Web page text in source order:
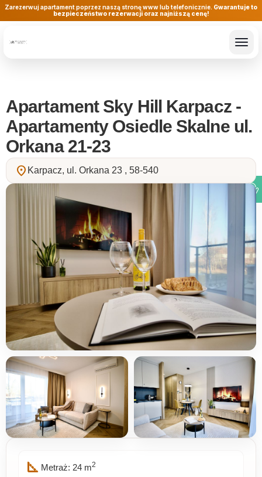
Apartament Sky Hill Karpacz -
Apartamenty Osiedle Skalne ul.
Orkana 21-23
location_on Karpacz, ul. Orkana 23 , 58-540
square_foot Metraż: 24 m2
Zarezerwuj apartament poprzez naszą stronę www lub telefonicznie. Gwarantuje to
bezpieczeństwo rezerwacji oraz najniższą cenę!